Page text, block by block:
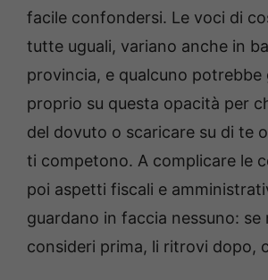
facile confondersi. Le voci di
tutte uguali, variano anche in
provincia, e qualcuno potrebbe
proprio su questa opacità per
del dovuto o scaricare su di te
ti competono. A complicare le
poi aspetti fiscali e
guardano in faccia nessuno: se
consideri prima, li ritrovi dopo,